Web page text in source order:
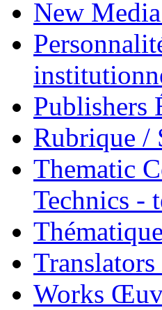
New
Publishers
Rubrique /
Thematic
Technics -
Works